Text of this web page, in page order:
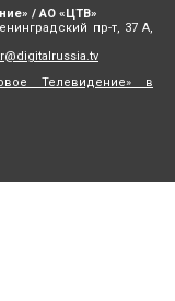
/ АО «ЦТВ»
пр-т, 37 А,
Телевидение» в